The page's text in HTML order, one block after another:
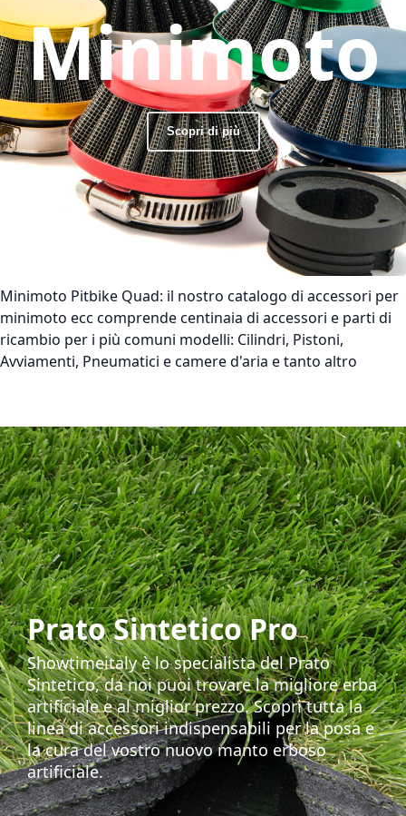
Minimoto
Scopri di più
Minimoto Pitbike Quad: il nostro catalogo di accessori per
minimoto ecc comprende centinaia di accessori e parti di
ricambio per i più comuni modelli: Cilindri, Pistoni,
Avviamenti, Pneumatici e camere d'aria e tanto altro
Prato Sintetico Pro
Showtimeitaly è lo specialista del Prato
Sintetico, da noi puoi trovare la migliore erba
artificiale e al miglior prezzo. Scopri tutta la
linea di accessori indispensabili per la posa e
la cura del vostro nuovo manto erboso
artificiale.